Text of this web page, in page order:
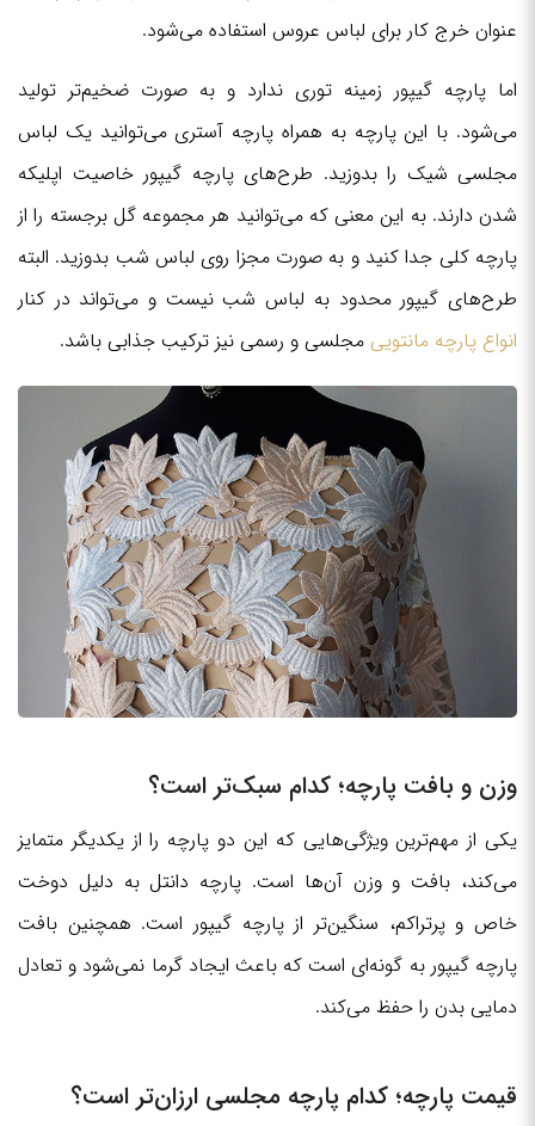
عنوان خرج کار برای لباس عروس استفاده می‌شود.
اما پارچه گیپور زمینه توری ندارد و به صورت ضخیم‌تر تولید
می‌شود. با این پارچه به همراه پارچه آستری می‌توانید یک لباس
مجلسی شیک را بدوزید. طرح‌های پارچه گیپور خاصیت اپلیکه
شدن دارند. به این معنی که می‌توانید هر مجموعه گل برجسته را از
پارچه کلی جدا کنید و به صورت مجزا روی لباس شب بدوزید. البته
طرح‌های گیپور محدود به لباس شب نیست و می‌تواند در کنار
انواع پارچه مانتویی مجلسی و رسمی نیز ترکیب جذابی باشد.
وزن و بافت پارچه؛ کدام سبک‌تر است؟
یکی از مهم‌ترین ویژگی‌هایی که این دو پارچه را از یکدیگر متمایز
می‌کند، بافت و وزن آن‌ها است. پارچه دانتل به دلیل دوخت
خاص و پرتراکم، سنگین‌تر از پارچه گیپور است. همچنین بافت
پارچه گیپور به گونه‌ای است که باعث ایجاد گرما نمی‌شود و تعادل
دمایی بدن را حفظ می‌کند.
قیمت پارچه؛ کدام پارچه مجلسی ارزان‌تر است؟